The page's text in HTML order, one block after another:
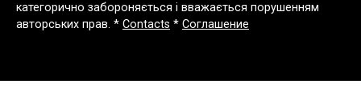
категорично забороняється і вважається порушенням
авторських прав. * Contacts * Соглашение